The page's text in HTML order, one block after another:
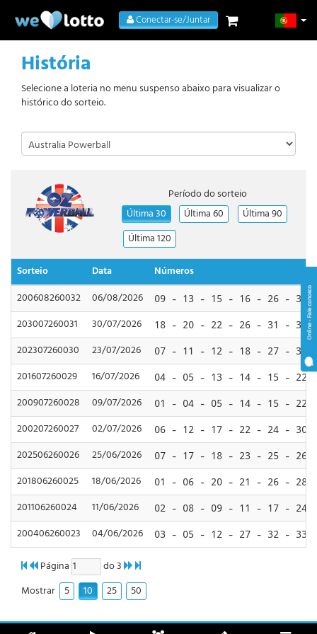
Conectar-se/Juntar
História
Selecione a loteria no menu suspenso abaixo para visualizar o
histórico do sorteio.
Período do sorteio
Última 30
Última 60
Última 90
Última 120
Sorteio
Data
Números
200608260032
06/08/2026 09 - 13 - 15 - 16 - 26 - 30
203007260031 30/07/2026 18 - 20 - 22 - 26 - 31 - 34
202307260030 23/07/2026 07 - 11 - 12 - 18 - 27 - 30
201607260029 16/07/2026 04 - 05 - 13 - 14 - 15 - 22
200907260028 09/07/2026 01 - 04 - 05 - 14 - 15 - 22
200207260027 02/07/2026 06 - 12 - 17 - 22 - 24 - 30
202506260026 25/06/2026 07 - 17 - 18 - 23 - 25 - 26
201806260025 18/06/2026 01 - 06 - 20 - 21 - 26 - 28
201106260024 11/06/2026 02 - 08 - 09 - 11 - 17 - 24
200406260023 04/06/2026 03 - 05 - 12 - 27 - 32 - 33
Página
do 3
Mostrar
5 10 25 50